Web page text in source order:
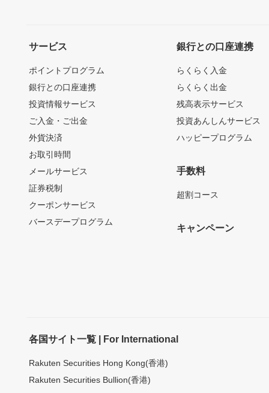
サービス
ポイントプログラム
銀行との口座連携
投資情報サービス
ご入金・ご出金
外貨決済
お取引時間
メールサービス
証券税制
クーポンサービス
バースデープログラム
銀行との口座連携
らくらく入金
らくらく出金
残高表示サービス
投資あんしんサービス
ハッピープログラム
手数料
超割コース
キャンペーン
各国サイト一覧 | For International
Rakuten Securities Hong Kong(香港)
Rakuten Securities Bullion(香港)